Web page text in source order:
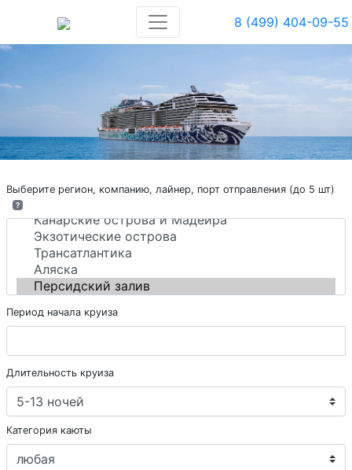
8 (499) 404-09-55
Выберите регион, компанию, лайнер, порт отправления (до 5 шт)
?
Период начала круиза
Длительность круиза
Категория каюты